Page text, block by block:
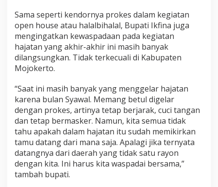
Sama seperti kendornya prokes dalam kegiatan
open house atau halalbihalal, Bupati Ikfina juga
mengingatkan kewaspadaan pada kegiatan
hajatan yang akhir-akhir ini masih banyak
dilangsungkan. Tidak terkecuali di Kabupaten
Mojokerto.
“Saat ini masih banyak yang menggelar hajatan
karena bulan Syawal. Memang betul digelar
dengan prokes, artinya tetap berjarak, cuci tangan
dan tetap bermasker. Namun, kita semua tidak
tahu apakah dalam hajatan itu sudah memikirkan
tamu datang dari mana saja. Apalagi jika ternyata
datangnya dari daerah yang tidak satu rayon
dengan kita. Ini harus kita waspadai bersama,”
tambah bupati.